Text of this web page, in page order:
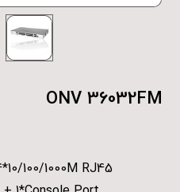
ONV 36032FM
100/1000M RJ45